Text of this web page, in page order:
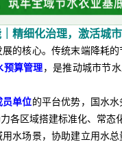
精细化治理，激活城
的核心。传统末端降耗
预算管理，是推动城市节
员单位的平台优势，国水
各区域搭建标准化、常态
水场景，协助建立用水